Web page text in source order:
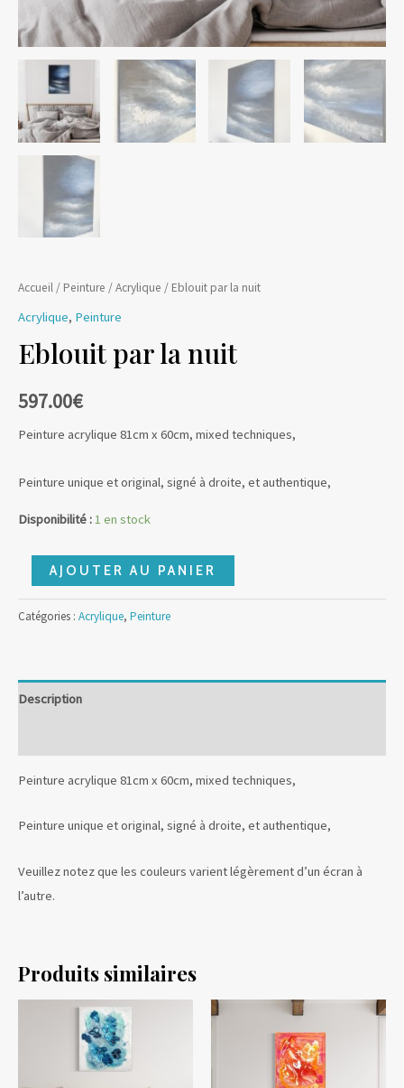
Accueil / Peinture /Acrylique / Eblouit par la nuit
Acrylique, Peinture
Eblouit par la nuit
597.00€
Peinture acrylique 81cm x 60cm, mixed techniques,
Peinture unique et original, signé à droite, et authentique,
Disponibilité :1 en stock
quantité
Eblouit
nuit
AJOUTER AU PANIER
Catégories : Acrylique, Peinture
Description
Peinture acrylique 81cm x 60cm, mixed techniques,
Peinture unique et original, signé à droite, et authentique,
Veuillez notez que les couleurs varient légèrement d’un écran à
l’autre.
Produits similaires